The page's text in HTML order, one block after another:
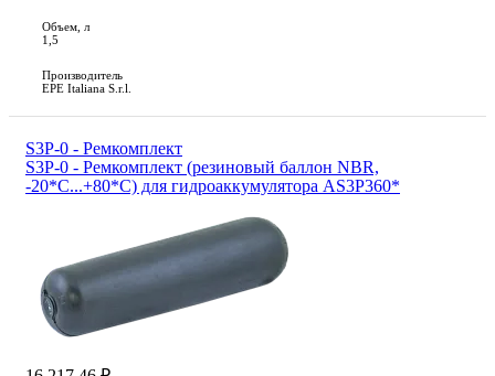
Объем, л
1,5
Производитель
EPE Italiana S.r.l.
S3P-0 - Ремкомплект
S3P-0 - Ремкомплект (резиновый баллон NBR,
-20*С...+80*С) для гидроаккумулятора AS3P360*